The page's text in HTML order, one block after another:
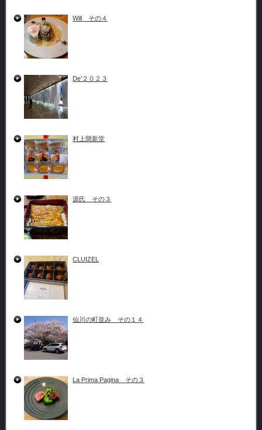
Will その４
De’２０２３
村上開新堂
源氏 その３
CLUIZEL
仙川の町並み その１４
La Prima Pagina その３